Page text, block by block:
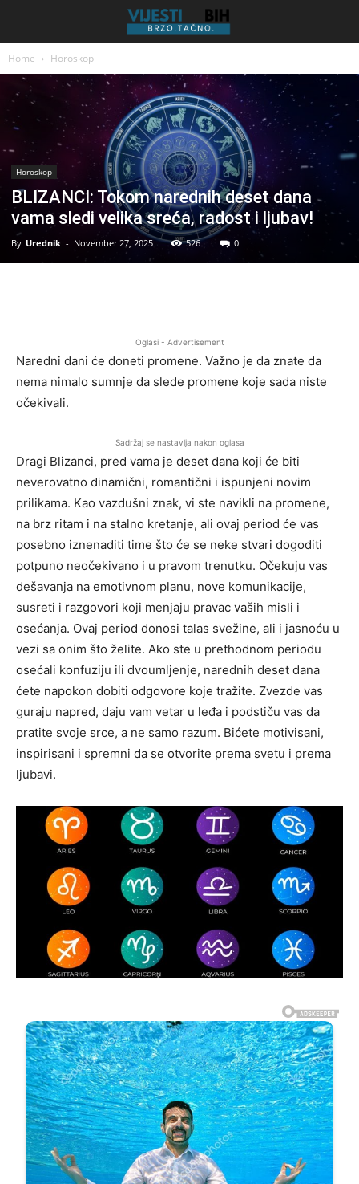
Home Horoskop
Horoskop
BLIZANCI: Tokom narednih deset dana
vama sledi velika sreća, radost i ljubav!
By Urednik - November 27, 2025 526 0
Oglasi - Advertisement
Naredni dani će doneti promene. Važno je da znate da
nema nimalo sumnje da slede promene koje sada niste
očekivali.
Sadržaj se nastavlja nakon oglasa
Dragi Blizanci, pred vama je deset dana koji će biti
neverovatno dinamični, romantični i ispunjeni novim
prilikama. Kao vazdušni znak, vi ste navikli na promene,
na brz ritam i na stalno kretanje, ali ovaj period će vas
posebno iznenaditi time što će se neke stvari dogoditi
potpuno neočekivano i u pravom trenutku. Očekuju vas
dešavanja na emotivnom planu, nove komunikacije,
susreti i razgovori koji menjaju pravac vaših misli i
osećanja. Ovaj period donosi talas svežine, ali i jasnoću u
vezi sa onim što želite. Ako ste u prethodnom periodu
osećali konfuziju ili dvoumljenje, narednih deset dana
ćete napokon dobiti odgovore koje tražite. Zvezde vas
guraju napred, daju vam vetar u leđa i podstiču vas da
pratite svoje srce, a ne samo razum. Bićete motivisani,
inspirisani i spremni da se otvorite prema svetu i prema
ljubavi.